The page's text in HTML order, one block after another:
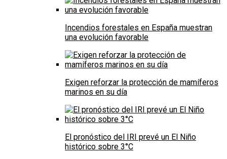
Incendios forestales en España muestran
una evolución favorable
Exigen reforzar la protección de mamíferos
marinos en su día
El pronóstico del IRI prevé un El Niño
histórico sobre 3°C